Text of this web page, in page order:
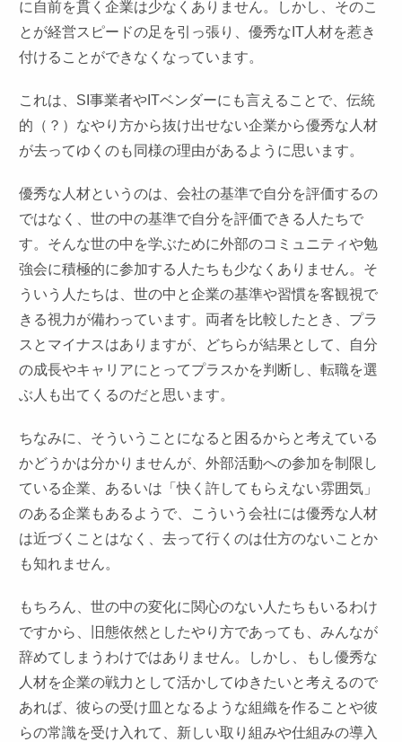
に自前を貫く企業は少なくありません。しかし、そのこ
とが経営スピードの足を引っ張り、優秀なIT人材を惹き
付けることができなくなっています。
これは、SI事業者やITベンダーにも言えることで、伝統
的（？）なやり方から抜け出せない企業から優秀な人材
が去ってゆくのも同様の理由があるように思います。
優秀な人材というのは、会社の基準で自分を評価するの
ではなく、世の中の基準で自分を評価できる人たちで
す。そんな世の中を学ぶために外部のコミュニティや勉
強会に積極的に参加する人たちも少なくありません。そ
ういう人たちは、世の中と企業の基準や習慣を客観視で
きる視力が備わっています。両者を比較したとき、プラ
スとマイナスはありますが、どちらが結果として、自分
の成長やキャリアにとってプラスかを判断し、転職を選
ぶ人も出てくるのだと思います。
ちなみに、そういうことになると困るからと考えている
かどうかは分かりませんが、外部活動への参加を制限し
ている企業、あるいは「快く許してもらえない雰囲気」
のある企業もあるようで、こういう会社には優秀な人材
は近づくことはなく、去って行くのは仕方のないことか
も知れません。
もちろん、世の中の変化に関心のない人たちもいるわけ
ですから、旧態依然としたやり方であっても、みんなが
辞めてしまうわけではありません。しかし、もし優秀な
人材を企業の戦力として活かしてゆきたいと考えるので
あれば、彼らの受け皿となるような組織を作ることや彼
らの常識を受け入れて、新しい取り組みや仕組みの導入